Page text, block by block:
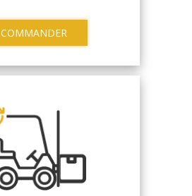
COMMANDER